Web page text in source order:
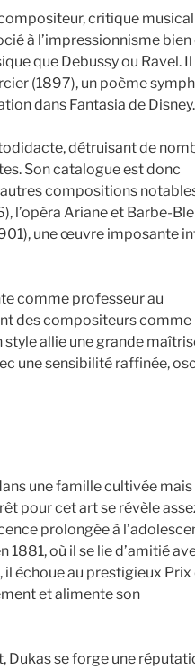
critique
à l’impressionnisme bien
que Debussy ou Ravel.
(1897), un poème
dans Fantasia de Disney.
détruisant de
Son catalogue est donc
compositions
l’opéra Ariane et Barbe-
une œuvre imposante
comme professeur au
des compositeurs comme
style allie une grande
une sensibilité raffinée,
une famille cultivée mais
pour cet art se révèle
prolongée à
1881, où il se lie d’amitié
il échoue au prestigieux Prix
et alimente son
Dukas se forge une